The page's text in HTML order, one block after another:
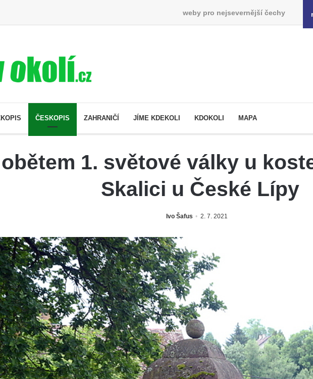
weby pro nejsevernější čechy
ČESKOPIS ZAHRANIČÍ JÍME KDEKOLI KDOKOLI MAPA
1. světové války u
Skalici u České Lípy
Ivo Šafus 2. 7. 2021